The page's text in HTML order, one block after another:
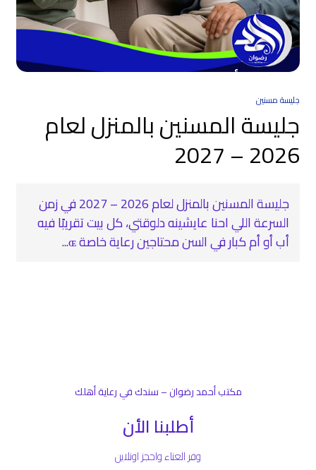
جليسة مسنين
جليسة المسنين بالمنزل لعام
2026 – 2027
جليسة المسنين بالمنزل لعام 2026 – 2027 في زمن
السرعة اللي احنا عايشينه دلوقتي، كل بيت تقريبًا فيه
أب أو أم كبار في السن محتاجين رعاية خاصة ɶ...
مكتب أحمد رضوان – سندك في رعاية أهلك
أطلبنا الأن
وفر العناء واحجز اونلاين